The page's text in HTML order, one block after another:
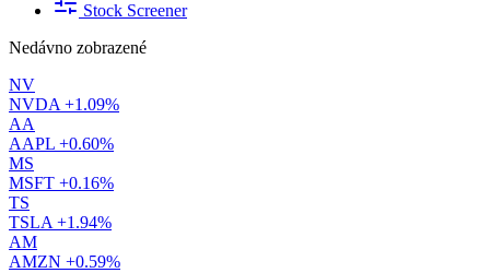
Stock Screener
Nedávno zobrazené
NV
NVDA +1.09%
AA
AAPL +0.60%
MS
MSFT +0.16%
TS
TSLA +1.94%
AM
AMZN +0.59%